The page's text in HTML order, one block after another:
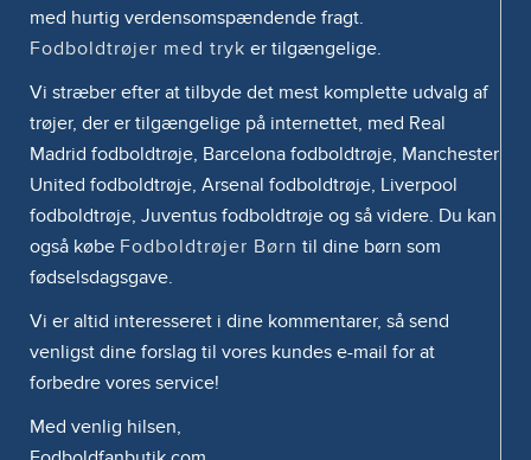
med hurtig verdensomspændende fragt.
Fodboldtrøjer med tryk er tilgængelige.
Vi stræber efter at tilbyde det mest komplette udvalg af
trøjer, der er tilgængelige på internettet, med Real
Madrid fodboldtrøje, Barcelona fodboldtrøje, Manchester
United fodboldtrøje, Arsenal fodboldtrøje, Liverpool
fodboldtrøje, Juventus fodboldtrøje og så videre. Du kan
også købe Fodboldtrøjer Børn til dine børn som
fødselsdagsgave.
Vi er altid interesseret i dine kommentarer, så send
venligst dine forslag til vores kundes e-mail for at
forbedre vores service!
Med venlig hilsen,